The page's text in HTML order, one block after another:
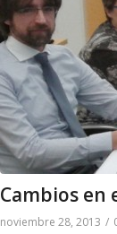
Cambios en
noviembre 28, 2013 /